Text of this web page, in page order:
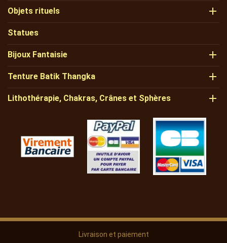
Objets rituels 
Statues
Bijoux Fantaisie 
Tenture Batik Thangka 
Lithothérapie, Chakras, Crânes et Sphères 
Livraison et paiement